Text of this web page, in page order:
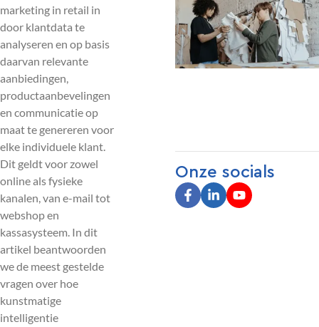
marketing in retail in
door klantdata te
analyseren en op basis
daarvan relevante
aanbiedingen,
productaanbevelingen
en communicatie op
maat te genereren voor
elke individuele klant.
Dit geldt voor zowel
online als fysieke
kanalen, van e-mail tot
webshop en
kassasysteem. In dit
artikel beantwoorden
we de meest gestelde
vragen over hoe
kunstmatige
intelligentie
Onze socials